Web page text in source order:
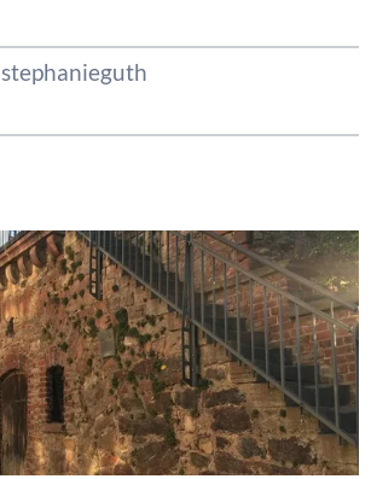
stephanieguth